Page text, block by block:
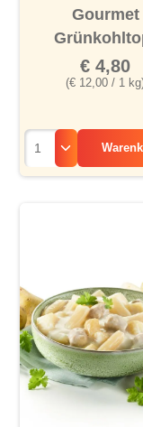
Gourmet
(€ 12,00 / 1
€ 4,80